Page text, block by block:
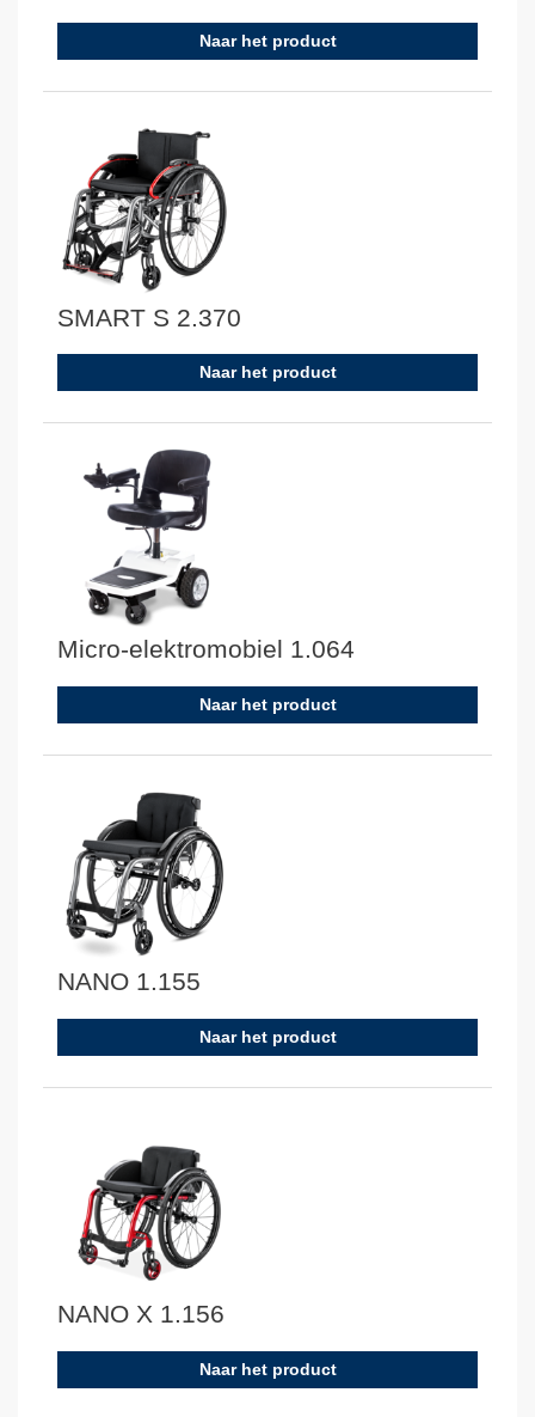
Naar het product
SMART S 2.370
Naar het product
Micro-elektromobiel 1.064
Naar het product
NANO 1.155
Naar het product
NANO X 1.156
Naar het product